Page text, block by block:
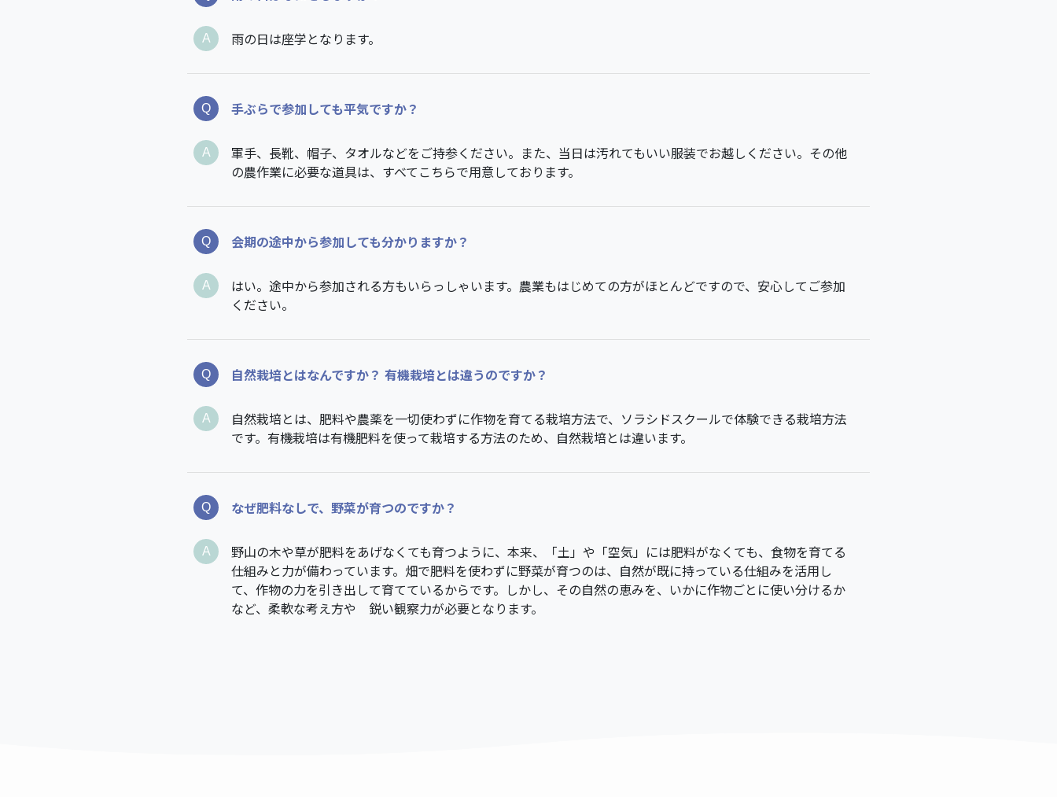
雨の日は座学となります。
手ぶらで参加しても平気ですか？
軍手、長靴、帽子、タオルなどをご持参ください。また、当日は汚れてもいい服装でお越しください。その他
の農作業に必要な道具は、すべてこちらで用意しております。
会期の途中から参加しても分かりますか？
はい。途中から参加される方もいらっしゃいます。農業もはじめての方がほとんどですので、安心してご参加
ください。
自然栽培とはなんですか？ 有機栽培とは違うのですか？
自然栽培とは、肥料や農薬を一切使わずに作物を育てる栽培方法で、ソラシドスクールで体験できる栽培方法
です。有機栽培は有機肥料を使って栽培する方法のため、自然栽培とは違います。
なぜ肥料なしで、野菜が育つのですか？
野山の木や草が肥料をあげなくても育つように、本来、「土」や「空気」には肥料がなくても、食物を育てる
仕組みと力が備わっています。畑で肥料を使わずに野菜が育つのは、自然が既に持っている仕組みを活用し
て、作物の力を引き出して育てているからです。しかし、その自然の恵みを、いかに作物ごとに使い分けるか
など、柔軟な考え方や 鋭い観察力が必要となります。